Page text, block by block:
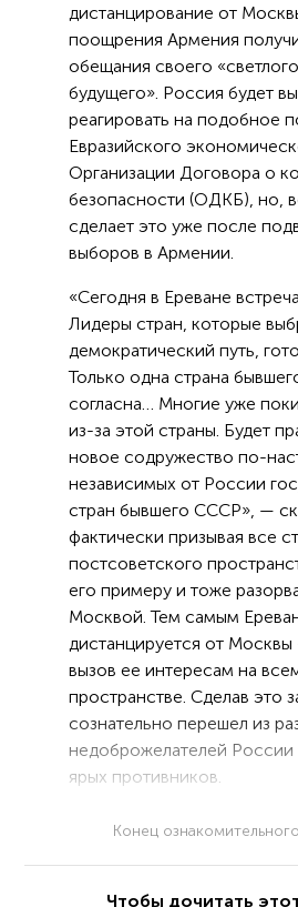
дистанцирование от
поощрения Армения
обещания своего
будущего». Россия будет
реагировать на подобное
Евразийского
Организации Договора о
безопасности (ОДКБ), но,
сделает это уже после
выборов в Армении.
«Сегодня в Ереване
Лидеры стран, которые
демократический путь,
Только одна страна
согласна… Многие уже
из-за этой страны. Будет
новое содружество по-
независимых от России
стран бывшего СССР», —
фактически призывая все
постсоветского
его примеру и тоже
Москвой. Тем самым
дистанцируется от
вызов ее интересам на
пространстве. Сделав это
сознательно перешел из
недоброжелателей России
ярых противников.
Конец
Чтобы дочитать